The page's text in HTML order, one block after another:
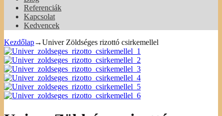
Referenciák
Kapcsolat
Kedvencek
Kezdőlap→Univer Zöldséges rizottó csirkemellel